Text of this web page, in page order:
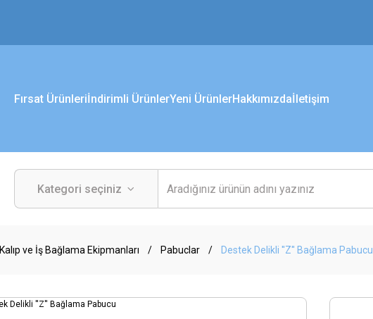
Fırsat Ürünleriİndirimli ÜrünlerYeni ÜrünlerHakkımızdaİletişim
Kalıp ve İş Bağlama Ekipmanları Pabuclar Destek Delikli ''Z'' Bağlama Pabucu